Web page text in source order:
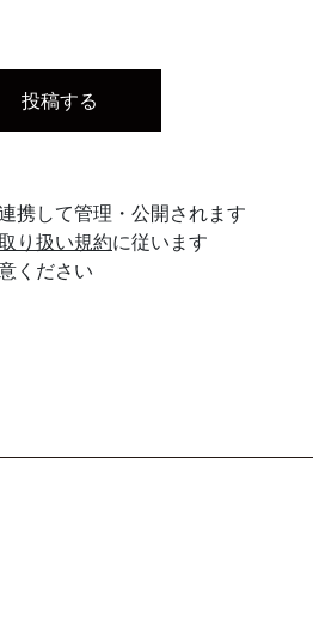
携して管理・公開されます
り扱い規約に従います
ください